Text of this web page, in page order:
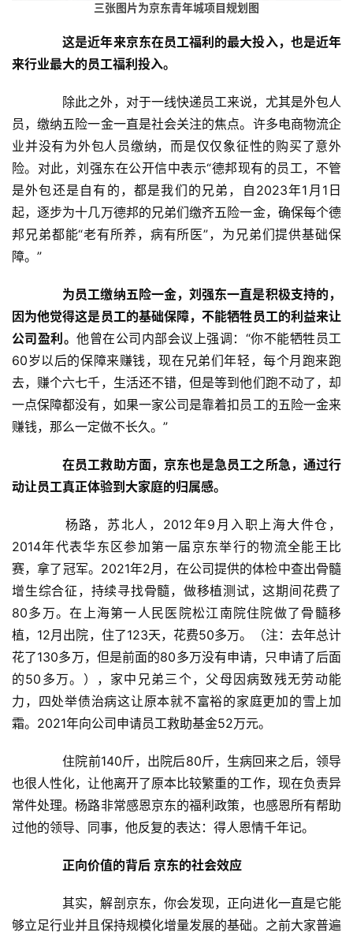
三张图片为京东青年城项目规划图
这是近年来京东在员工福利的最大投入，也是近年
来行业最大的员工福利投入。
除此之外，对于一线快递员工来说，尤其是外包人
员，缴纳五险一金一直是社会关注的焦点。许多电商物流企
业并没有为外包人员缴纳，而是仅仅象征性的购买了意外
险。对此，刘强东在公开信中表示“德邦现有的员工，不管
是外包还是自有的，都是我们的兄弟，自2023年1月1日
起，逐步为十几万德邦的兄弟们缴齐五险一金，确保每个德
邦兄弟都能“老有所养，病有所医”，为兄弟们提供基础保
障。”
为员工缴纳五险一金，刘强东一直是积极支持的，
因为他觉得这是员工的基础保障，不能牺牲员工的利益来让
公司盈利。他曾在公司内部会议上强调：“你不能牺牲员工
60岁以后的保障来赚钱，现在兄弟们年轻，每个月跑来跑
去，赚个六七千，生活还不错，但是等到他们跑不动了，却
一点保障都没有，如果一家公司是靠着扣员工的五险一金来
赚钱，那么一定做不长久。”
在员工救助方面，京东也是急员工之所急，通过行
动让员工真正体验到大家庭的归属感。
杨路，苏北人，2012年9月入职上海大件仓，
2014年代表华东区参加第一届京东举行的物流全能王比
赛，拿了冠军。2021年2月，在公司提供的体检中查出骨髓
增生综合征，持续寻找骨髓，做移植测试，这期间花费了
80多万。在上海第一人民医院松江南院住院做了骨髓移
植，12月出院，住了123天，花费50多万。（注：去年总计
花了130多万，但是前面的80多万没有申请，只申请了后面
的50多万。），家中兄弟三个，父母因病致残无劳动能
力，四处举债治病这让原本就不富裕的家庭更加的雪上加
霜。2021年向公司申请员工救助基金52万元。
住院前140斤，出院后80斤，生病回来之后，领导
也很人性化，让他离开了原本比较繁重的工作，现在负责异
常件处理。杨路非常感恩京东的福利政策，也感恩所有帮助
过他的领导、同事，他反复的表达：得人恩情千年记。
正向价值的背后 京东的社会效应
其实，解剖京东，你会发现，正向进化一直是它能
够立足行业并且保持规模化增量发展的基础。之前大家普遍